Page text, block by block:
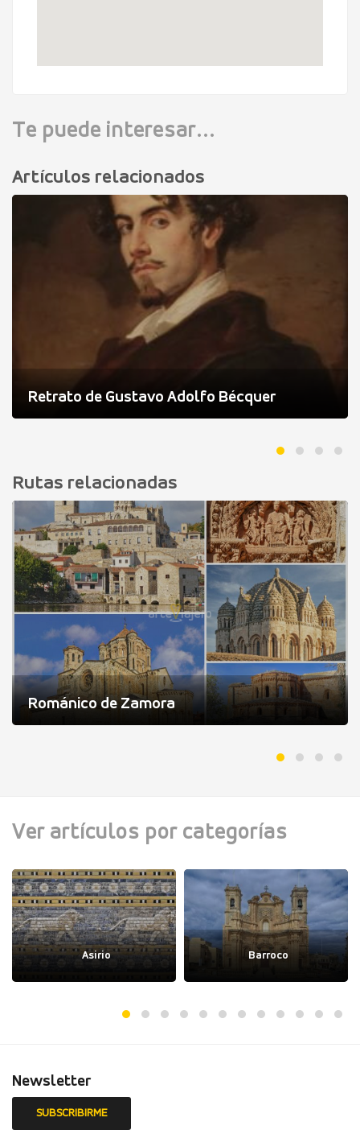
Te puede interesar...
Artículos relacionados
Retrato de Gustavo Adolfo Bécquer
Rutas relacionadas
Románico de Zamora
Ver artículos por categorías
Asirio Barroco
Newsletter